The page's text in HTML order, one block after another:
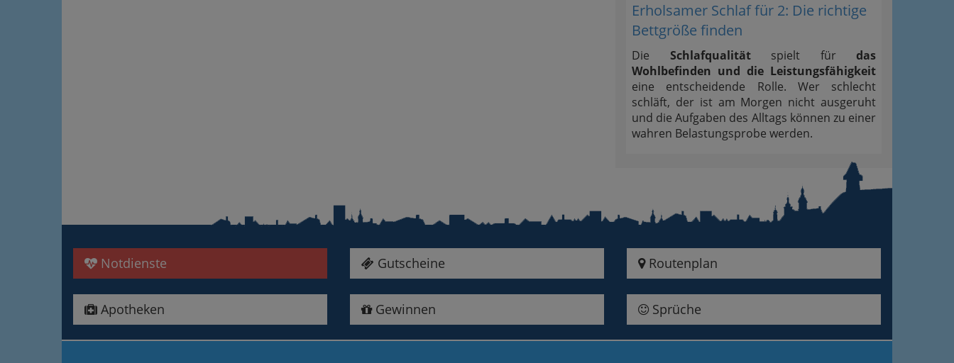
Erholsamer Schlaf für 2: Die richtige
Bettgröße finden
Die Schlafqualitätspielt für das
Wohlbefinden und die Leistungsfähigkeit
eine entscheidende Rolle. Wer schlecht
schläft, der ist am Morgen nicht ausgeruht
und die Aufgaben des Alltags können zu einer
wahren Belastungsprobe werden.
Notdienste
Apotheken
Gutscheine
Gewinnen
Routenplan
Sprüche